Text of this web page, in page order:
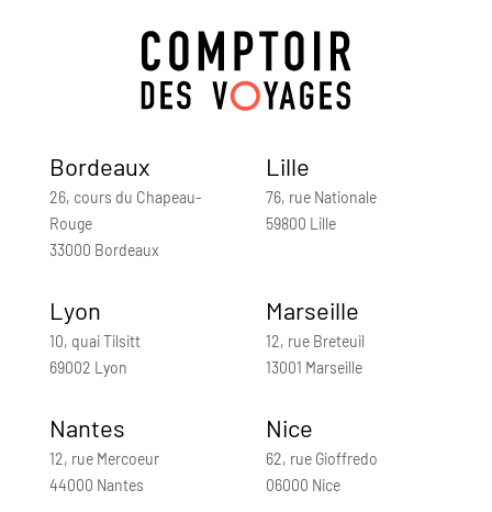
Bordeaux
26, cours du Chapeau-
Rouge
33000 Bordeaux
Lille
76, rue Nationale
59800 Lille
Lyon
10, quai Tilsitt
69002 Lyon
Marseille
12, rue Breteuil
13001 Marseille
Nantes
12, rue Mercoeur
44000 Nantes
Nice
62, rue Gioffredo
06000 Nice